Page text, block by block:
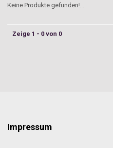
Keine Produkte gefunden!...
Zeige 1 - 0 von 0
Impressum